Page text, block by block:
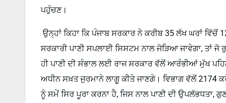
ਪਹੁੰਚਣ।
ਉਨ੍ਹਾਂ ਕਿਹਾ ਕਿ ਪੰਜਾਬ ਸਰਕਾਰ ਨੇ ਕਰੀਬ 35 ਲੱਖ ਘਰਾਂ ਵਿੱਚੋਂ
ਸਰਕਾਰੀ ਪਾਣੀ ਸਪਲਾਈ ਸਿਸਟਮ ਨਾਲ ਜੋੜਿਆ ਜਾਵੇਗਾ, ਤਾਂ
ਹੀ ਪਾਣੀ ਦੀ ਸੰਭਾਲ ਲਈ ਰਾਜ ਸਰਕਾਰ ਵੱਲੋਂ ਆਰੰਭੀਆਂ ਮੁੱਖ
ਅਧੀਨ ਸਖ਼ਤ ਜੁਰਮਾਨੇ ਲਾਗੂ ਕੀਤੇ ਜਾਣਗੇ। ਵਿਭਾਗ ਵੱਲੋਂ 2174
ਨੂੰ ਸਮੇਂ ਸਿਰ ਪੂਰਾ ਕਰਨਾ ਹੈ, ਜਿਸ ਨਾਲ ਪਾਣੀ ਦੀ ਉਪਲੱਭਧਤਾ,